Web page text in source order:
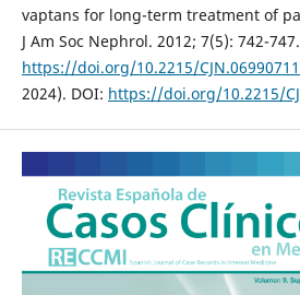
vaptans for long-term treatment of
J Am Soc Nephrol. 2012; 7(5): 742-
https://doi.org/10.2215/CJN.06990711
2024). DOI: https://doi.org/10.2215/